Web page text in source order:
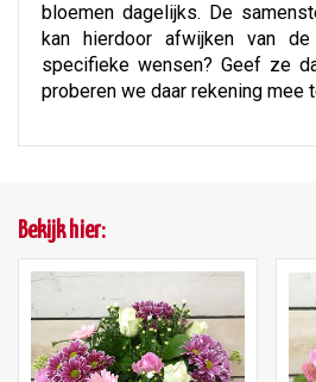
bloemen dagelijks. De
kan hierdoor afwijken van
specifieke wensen? Geef ze
proberen we daar rekening mee
Bekijk hier: